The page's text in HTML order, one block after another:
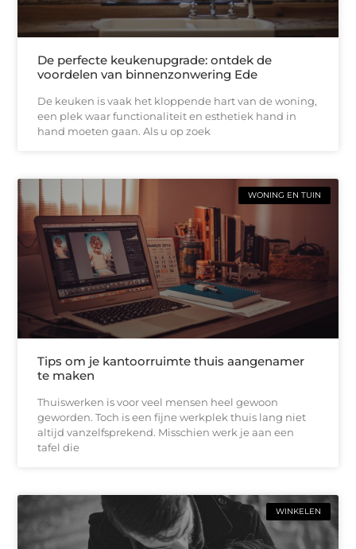
De perfecte keukenupgrade: ontdek de
voordelen van binnenzonwering Ede
De keuken is vaak het kloppende hart van de woning,
een plek waar functionaliteit en esthetiek hand in
hand moeten gaan. Als u op zoek
WONING EN TUIN
Tips om je kantoorruimte thuis aangenamer
te maken
Thuiswerken is voor veel mensen heel gewoon
geworden. Toch is een fijne werkplek thuis lang niet
altijd vanzelfsprekend. Misschien werk je aan een
tafel die
WINKELEN